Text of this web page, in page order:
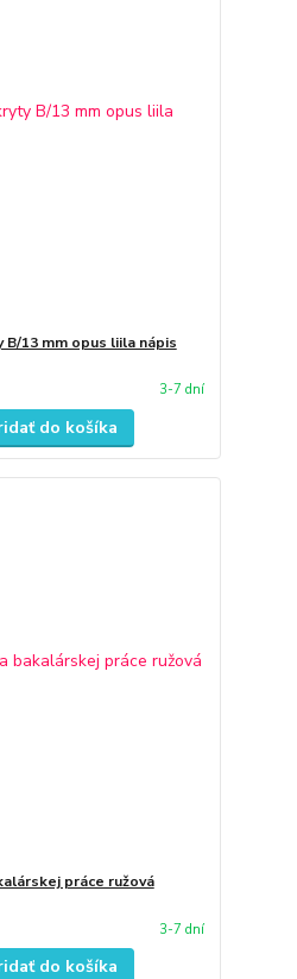
13 mm opus liila nápis
3-7 dní
do košíka
práce ružová
3-7 dní
do košíka